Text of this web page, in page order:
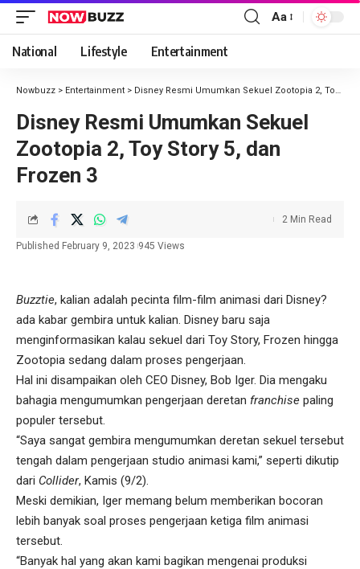
Aa
National Lifestyle Entertainment
Nowbuzz > Entertainment > Disney Resmi Umumkan Sekuel Zootopia 2, Toy Story 5, dan Frozen 3
Disney Resmi Umumkan Sekuel
Zootopia 2, Toy Story 5, dan
Frozen 3
Published February 9, 2023 945 Views
2 Min Read
Buzztie, kalian adalah pecinta film-film animasi dari Disney?
ada kabar gembira untuk kalian. Disney baru saja
menginformasikan kalau sekuel dari Toy Story, Frozen hingga
Zootopia sedang dalam proses pengerjaan.
Hal ini disampaikan oleh CEO Disney, Bob Iger. Dia mengaku
bahagia mengumumkan pengerjaan deretan franchise paling
populer tersebut.
“Saya sangat gembira mengumumkan deretan sekuel tersebut
tengah dalam pengerjaan studio animasi kami,” seperti dikutip
dari Collider, Kamis (9/2).
Meski demikian, Iger memang belum memberikan bocoran
lebih banyak soal proses pengerjaan ketiga film animasi
tersebut.
“Banyak hal yang akan kami bagikan mengenai produksi